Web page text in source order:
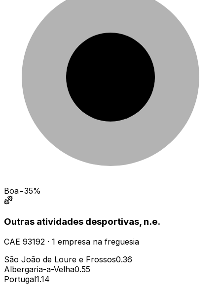
Boa−35%
Outras atividades desportivas, n.e.
CAE 93192 · 1 empresa na freguesia
São João de Loure e Frossos0.36
Albergaria-a-Velha0.55
Portugal1.14